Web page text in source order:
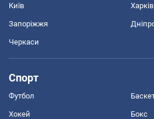
Київ Харків
Запоріжжя
Черкаси
Спорт
Футбол
Хокей Бокс